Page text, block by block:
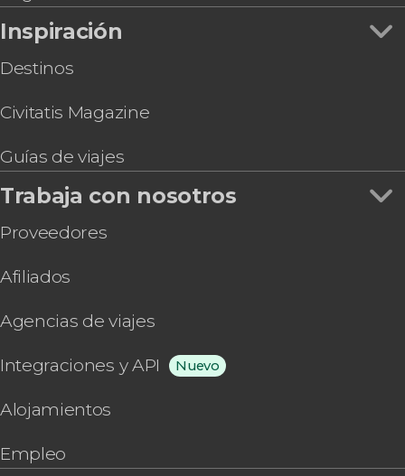
Inspiración
Destinos
Civitatis Magazine
Guías de viajes
Trabaja con nosotros
Proveedores
Afiliados
Agencias de viajes
Integraciones y API Nuevo
Alojamientos
Empleo